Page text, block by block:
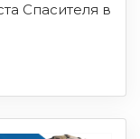
Спасителя в